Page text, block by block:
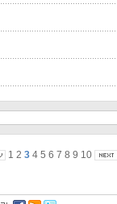
1 2 3 4 5 6 7 8 9 10